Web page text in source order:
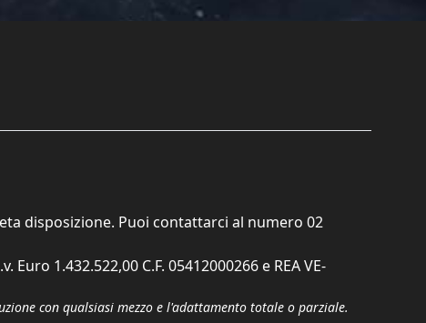
disposizione. Puoi contattarci al numero 02
1.432.522,00 C.F. 05412000266 e REA VE-
con qualsiasi mezzo e l'adattamento totale o parziale.